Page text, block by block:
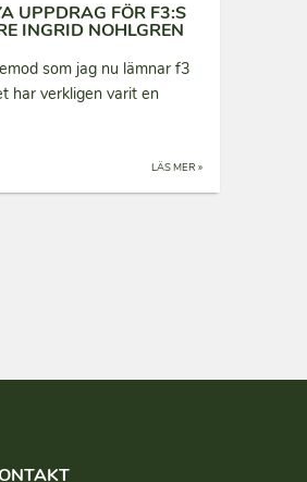
UPPDRAG FÖR F3:S
INGRID NOHLGREN
som jag nu lämnar f3
har verkligen varit en
LÄS MER »